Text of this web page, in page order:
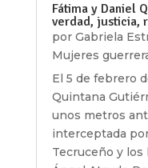
Fátima y Daniel
verdad, justicia,
por Gabriela
Mujeres
El 5 de febrero
Quintana
unos metros
interceptada
Tecruceño y los